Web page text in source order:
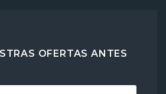
OFERTAS ANTES